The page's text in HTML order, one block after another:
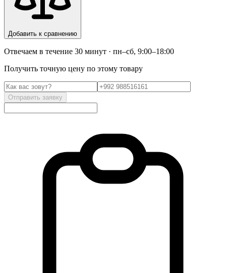
Добавить к сравнению
Отвечаем в течение 30 минут · пн–сб, 9:00–18:00
Получить точную цену по этому товару
Отправить заявку